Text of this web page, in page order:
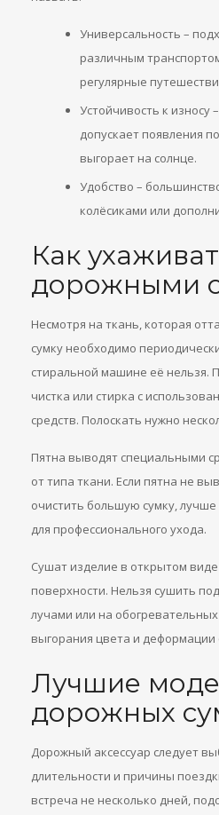
Универсальность –
различным
регулярные
Устойчивость к
допускает появления
выгорает на солнце.
Удобство –
колёсиками или
Как
дорожными
Несмотря на ткань, которая
сумку необходимо
стиральной машине её нельзя.
чистка или стирка с
средств. Полоскать нужно
Пятна выводят специальными
от типа ткани. Если пятна не
очистить большую сумку,
для профессионального ухода.
Сушат изделие в открытом
поверхности. Нельзя сушить
лучами или на
выгорания цвета и
Лучшие
дорожных
Дорожный аксессуар следует
длительности и причины
встреча не несколько дней,